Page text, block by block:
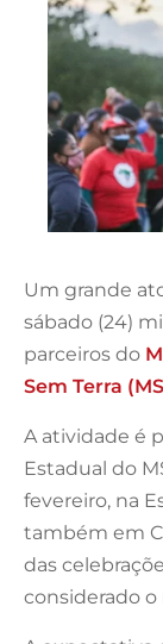
Um grande
sábado (24)
parceiros do
Sem Terra
A atividade é
Estadual do
fevereiro, na
também em
das
considerado